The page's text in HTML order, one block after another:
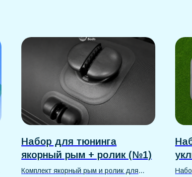
Набор для тюнинга
якорный рым + ролик (№1)
Комплект якорный рым и ролик для